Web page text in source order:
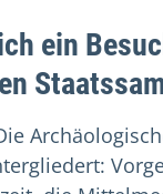
ein